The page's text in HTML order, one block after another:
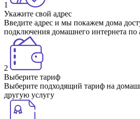
1
Укажите свой адрес
Введите адрес и мы покажем дома
подключения домашнего интернета по
2
Выберите тариф
Выберите подходящий тариф на
другую услугу